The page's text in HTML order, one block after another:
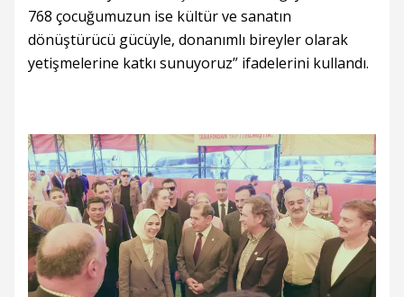
768 çocuğumuzun ise kültür ve sanatın
dönüştürücü gücüyle, donanımlı bireyler olarak
yetişmelerine katkı sunuyoruz” ifadelerini kullandı.